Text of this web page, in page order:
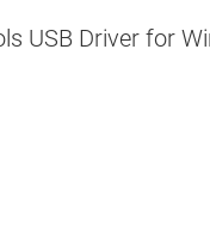
USB Driver for